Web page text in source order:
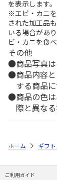
を表示します。
※エビ・カニ
された加工品
いる場合があ
ビ・カニを食
その他
商品写真は
商品内容
する商品
商品の色
際と異なる
ホーム ギフ
ご利用ガイド